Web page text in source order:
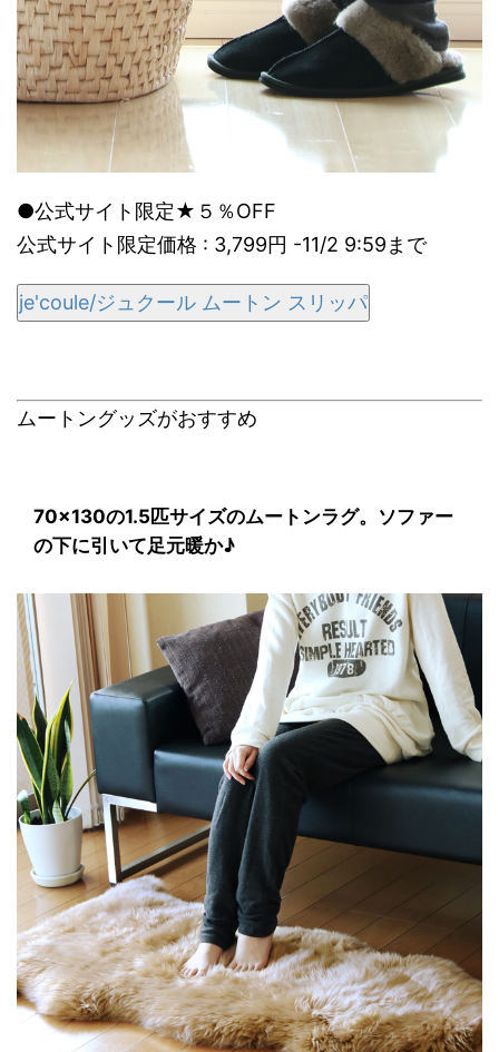
●公式サイト限定★５％OFF
公式サイト限定価格 : 3,799円 -11/2 9:59まで
je'coule/ジュクール ムートン スリッパ
ムートングッズがおすすめ
70×130の1.5匹サイズのムートンラグ。ソファー
の下に引いて足元暖か♪